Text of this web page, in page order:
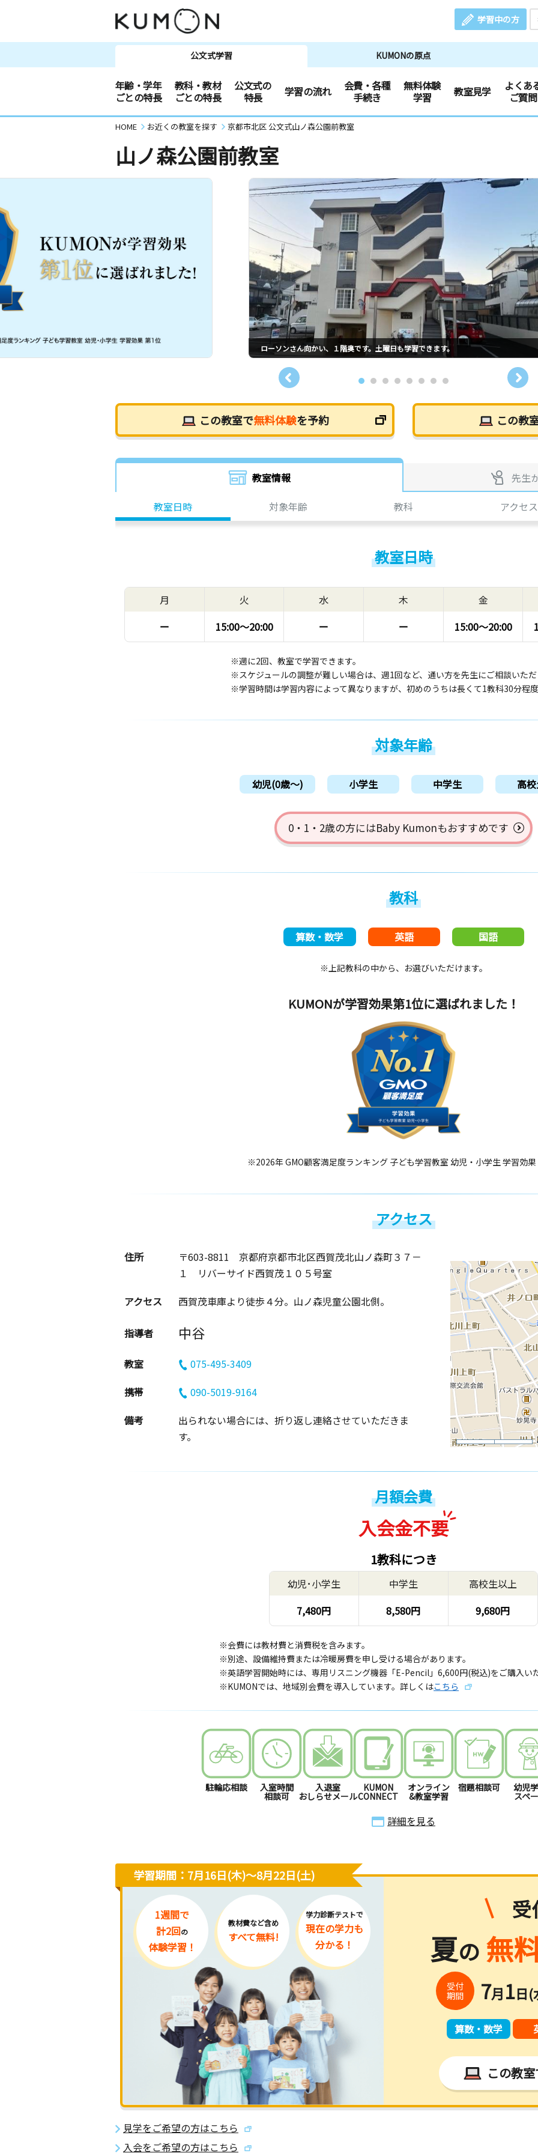
学習中の方
公文式学習 KUMONの原点
年齢・学年
ごとの特長
教科・教材
ごとの特長
公文式の
特長
学習の流れ
会費・各種
手続き
無料体験
学習
教室見学
よくあ
ご質問
HOME お近くの教室を探す 京都市北区 公文式山ノ森公園前教室
山ノ森公園前教室
ローソンさん向かい、１階奥です。土曜日も学習できます。
この教室で無料体験を予約 この教
教室情報
先生
教室日時
対象年齢 教科 アクセス
教室日時
月
ー
火
15:00〜20:00
水
ー
木
ー
金
15:00〜20:00
※週に2回、教室で学習できます。
※スケジュールの調整が難しい場合は、週1回など、通い方を先生にご相談いた
※学習時間は学習内容によって異なりますが、初めのうちは長くて1教科30分程
対象年齢
幼児(0歳〜) 小学生 中学生 高
0・1・2歳の方にはBaby Kumonもおすすめです
教科
算数・数学 英語 国語
※上記教科の中から、お選びいただけます。
KUMONが学習効果第1位に選ばれました！
※2026年 GMO顧客満足度ランキング 子ども学習教室 幼児・小学生 学習効
アクセス
住所 〒603-8811 京都府京都市北区西賀茂北山ノ森町３７－
１ リバーサイド西賀茂１０５号室
アクセス
西賀茂車庫より徒歩４分。山ノ森児童公園北側。
指導者 中谷
教室
075-495-3409
携帯
090-5019-9164
備考
出られない場合には、折り返し連絡させていただきま
す。
月額会費
入会金不要
1教科につき
幼児･小学生
7,480円
中学生
8,580円
高校生以上
9,680円
※会費には教材費と消費税を含みます。
※別途、設備維持費または冷暖房費を申し受ける場合があります。
※英語学習開始時には、専用リスニング機器「E-Pencil」6,600円(税込)をご購入い
※KUMONでは、地域別会費を導入しています。詳しくはこちら
駐輪応相談 入室時間
相談可
入退室
おしらせメール
KUMON
CONNECT
オンライン
&教室学習
宿題相談可 幼児
スペ
詳細を見る
学習期間：7月16日(木)〜8月22日(土)
1週間で
計2回の
体験学習！
教材費など含め
すべて無料!
学力診断テストで
現在の学力も
分かる！
受
夏の 無
受付
期間
7月1日(
算数・数学
この教
見学をご希望の方はこちら
入会をご希望の方はこちら